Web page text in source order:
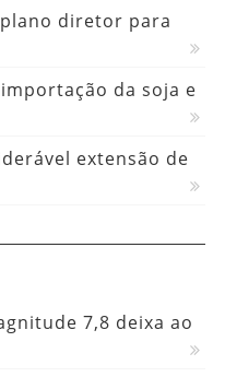
diretor para
da soja e
extensão de
7,8 deixa ao